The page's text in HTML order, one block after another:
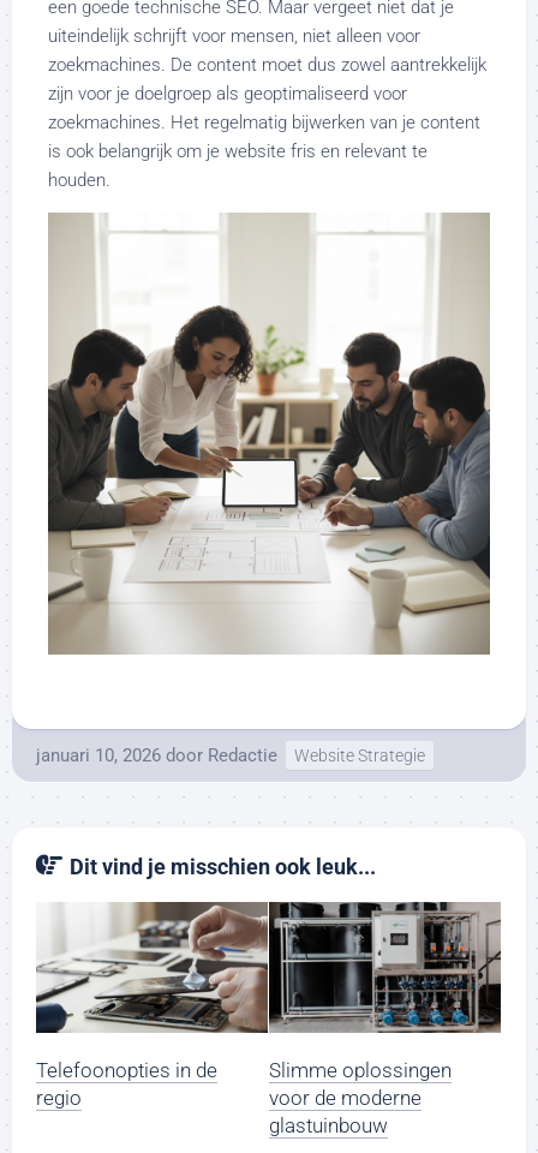
een goede technische SEO. Maar vergeet niet dat je
uiteindelijk schrijft voor mensen, niet alleen voor
zoekmachines. De content moet dus zowel aantrekkelijk
zijn voor je doelgroep als geoptimaliseerd voor
zoekmachines. Het regelmatig bijwerken van je content
is ook belangrijk om je website fris en relevant te
houden.
januari 10, 2026 door Redactie Website Strategie
Dit vind je misschien ook leuk...
Telefoonopties in de
regio
Slimme oplossingen
voor de moderne
glastuinbouw